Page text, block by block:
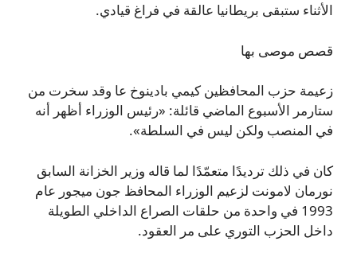
الأثناء ستبقى بريطانيا عالقة في فراغ قيادي.
قصص موصى بها
زعيمة حزب المحافظين كيمي بادينوخ عا وقد سخرت من
ستارمر الأسبوع الماضي قائلة: «رئيس الوزراء أظهر أنه
في المنصب ولكن ليس في السلطة».
كان في ذلك ترديدًا متعمّدًا لما قاله وزير الخزانة السابق
نورمان لامونت لزعيم الوزراء المحافظ جون ميجور عام
1993 في واحدة من حلقات الصراع الداخلي الطويلة
داخل الحزب التوري على مر العقود.